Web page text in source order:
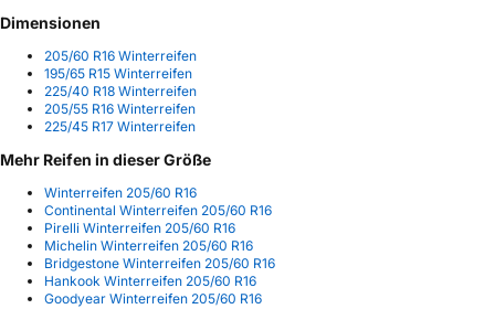
Dimensionen
205/60 R16 Winterreifen
195/65 R15 Winterreifen
225/40 R18 Winterreifen
205/55 R16 Winterreifen
225/45 R17 Winterreifen
Mehr Reifen in dieser Größe
Winterreifen 205/60 R16
Continental Winterreifen 205/60 R16
Pirelli Winterreifen 205/60 R16
Michelin Winterreifen 205/60 R16
Bridgestone Winterreifen 205/60 R16
Hankook Winterreifen 205/60 R16
Goodyear Winterreifen 205/60 R16